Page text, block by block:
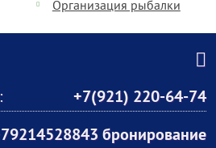
Организация рыбалки
+7(921) 220-64-74
бронирование